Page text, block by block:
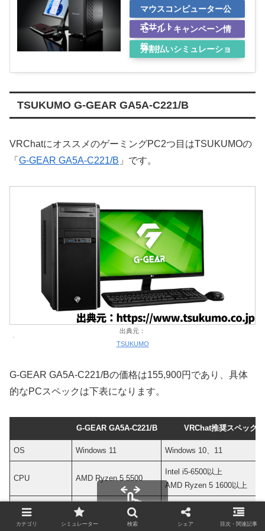
マウスコンピューター公
式サイト
セール・キャンペーン情
報
分割払いシミュレーショ
TSUKUMO G-GEAR GA5A-C221/B
VRChatにオススメのゲーミングPC2つ目はTSUKUMOの
「 G-GEAR GA5A-C221/B 」です。
出典元：
TSUKUMO
G-GEAR GA5A-C221/Bの価格は155,900円であり、具体
的なPCスペックは下表になります。
G-GEAR GA5A-C221/B VRChat推奨スペック
OS Windows 11 Windows 10、11
CPU AMD Ryzen 5 5500
Intel i5-6500以上
AMD Ryzen 5 1600以上
グラフィックス GeForce RTX 3060
NVIDIA GeForce GTX 1060
AMD Radeon RX 580以上
スクロールできます
カテゴリ シミュレーター 検索 シェア 目次・関連記事